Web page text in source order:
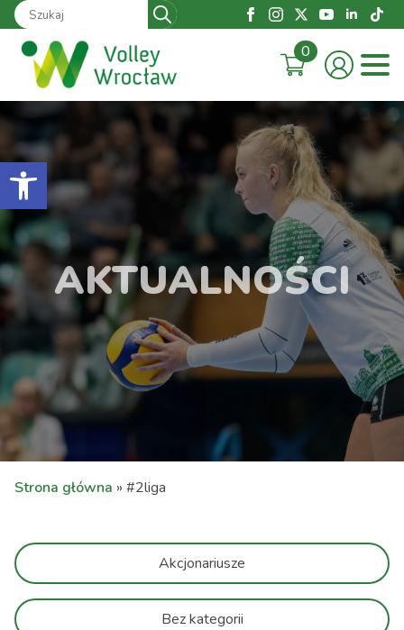
Otwórz pasek narzędzi
Search
for:
0
AKTUALNOŚCI
Strona główna » #2liga
Akcjonariusze
Bez kategorii